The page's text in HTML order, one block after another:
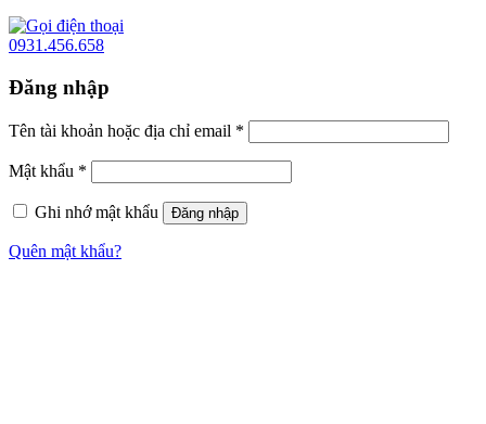
0931.456.658
Đăng nhập
Tên tài khoản hoặc địa chỉ email *
Mật khẩu *
Ghi nhớ mật khẩu Đăng nhập
Quên mật khẩu?